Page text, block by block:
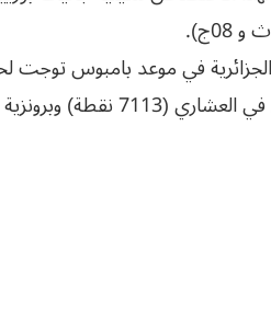
وفضية لمراد سويسي في